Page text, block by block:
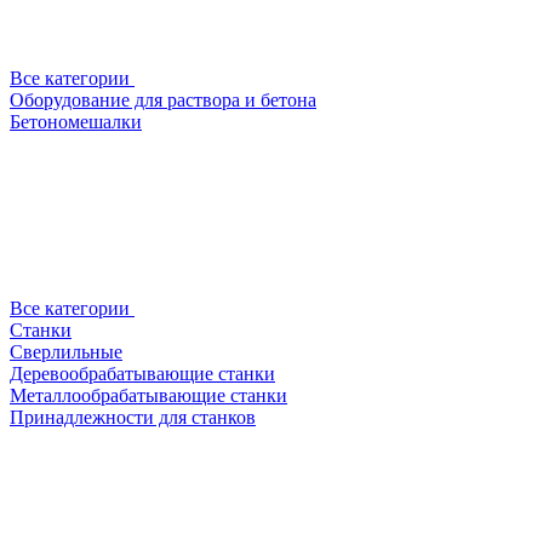
Все категории
Оборудование для раствора и бетона
Бетономешалки
Все категории
Станки
Сверлильные
Деревообрабатывающие станки
Металлообрабатывающие станки
Принадлежности для станков